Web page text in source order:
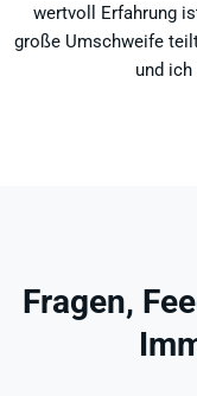
wertvoll Erfahrung
große Umschweife
und
Fragen,